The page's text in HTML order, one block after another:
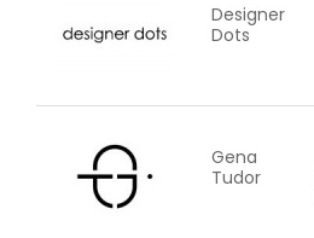
Designer
Dots
Gena
Tudor